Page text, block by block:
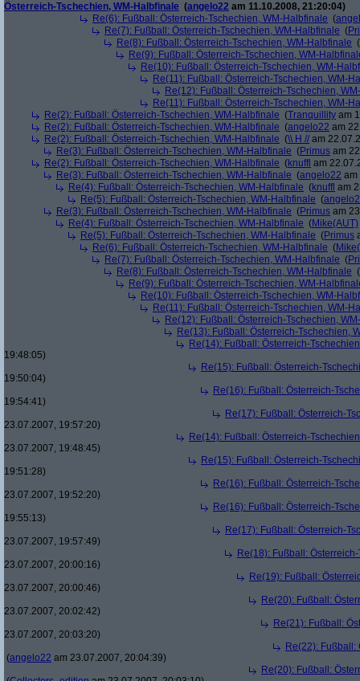
Österreich-Tschechien, WM-Halbfinale (angelo22 am 11.10.2008, 21:20:04)
Re(6): Fußball: Österreich-Tschechien, WM-Halbfinale (
Re(7): Fußball: Österreich-Tschechien, WM-Halbfinale (
Re(8): Fußball: Österreich-Tschechien, WM-Halbfinale (
Re(9): Fußball: Österreich-Tschechien, WM-
Re(10): Fußball: Österreich-Tschechien, WM-
Re(11): Fußball: Österreich-Tschechien, WM-
Re(12): Fußball: Österreich-Tschechien,
Re(11): Fußball: Österreich-Tschechien, WM-
Re(2): Fußball: Österreich-Tschechien, WM-Halbfinale (Tranquillity am
Re(2): Fußball: Österreich-Tschechien, WM-Halbfinale (angelo22 am
Re(2): Fußball: Österreich-Tschechien, WM-Halbfinale (\\ H // am
Re(3): Fußball: Österreich-Tschechien, WM-Halbfinale (Primus am
Re(2): Fußball: Österreich-Tschechien, WM-Halbfinale (knuffl am
Re(3): Fußball: Österreich-Tschechien, WM-Halbfinale (angelo22 am
Re(4): Fußball: Österreich-Tschechien, WM-Halbfinale (knuffl am
Re(5): Fußball: Österreich-Tschechien, WM-Halbfinale (
Re(3): Fußball: Österreich-Tschechien, WM-Halbfinale (Primus am
Re(4): Fußball: Österreich-Tschechien, WM-Halbfinale (Mike(AUT)
Re(5): Fußball: Österreich-Tschechien, WM-Halbfinale (Primus
Re(6): Fußball: Österreich-Tschechien, WM-Halbfinale (
Re(7): Fußball: Österreich-Tschechien, WM-Halbfinale (
Re(8): Fußball: Österreich-Tschechien, WM-Halbfinale (
Re(9): Fußball: Österreich-Tschechien, WM-
Re(10): Fußball: Österreich-Tschechien, WM-
Re(11): Fußball: Österreich-Tschechien, WM-
Re(12): Fußball: Österreich-Tschechien,
Re(13): Fußball: Österreich-Tschechien,
Re(14): Fußball: Österreich-
19:48:05)
Re(15): Fußball: Österreich-
19:50:04)
Re(16): Fußball: Österreich-
19:54:41)
Re(17): Fußball: Österreich-
23.07.2007, 19:57:20)
Re(14): Fußball: Österreich-
23.07.2007, 19:48:45)
Re(15): Fußball: Österreich-
19:51:28)
Re(16): Fußball: Österreich-
23.07.2007, 19:52:20)
Re(16): Fußball: Österreich-
19:55:13)
Re(17): Fußball: Österreich-
23.07.2007, 19:57:49)
Re(18): Fußball:
23.07.2007, 20:00:16)
Re(19): Fußball:
23.07.2007, 20:00:46)
Re(20): Fußball:
23.07.2007, 20:02:42)
Re(21): Fußball:
23.07.2007, 20:03:20)
Re(22): Fußball:
(angelo22 am 23.07.2007, 20:04:39)
Re(20): Fußball: